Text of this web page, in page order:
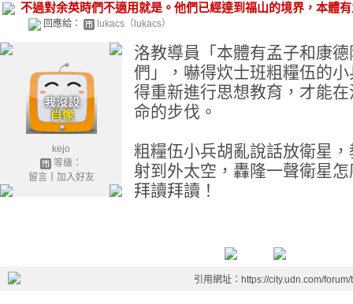
不過對余英時們不適用就是。他們已經達到福山的境界，本體
回應給： lukacs（lukacs）
kejo
等級：
留言｜ 加入好友
洛教導員「本體有孟子和康
們」，嚇得炊士班粗糧伍的
得重新進行思想教育，才能
命的步伐。
粗糧伍小兵胡亂說話放衛星
射到外太空，轟隆一聲衛星
拜讀拜讀！
引用網址：https://city.udn.com/